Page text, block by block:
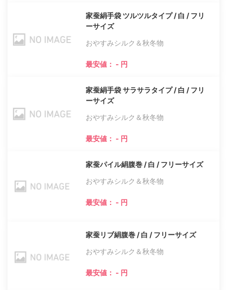
家蚕絹手袋 ツルツルタイプ / 白 / フリ
ーサイズ
おやすみシルク＆秋冬物
最安値： - 円
家蚕絹手袋 サラサラタイプ / 白 / フリ
ーサイズ
おやすみシルク＆秋冬物
最安値： - 円
家蚕パイル絹腹巻 / 白 / フリーサイズ
おやすみシルク＆秋冬物
最安値： - 円
家蚕リブ絹腹巻 / 白 / フリーサイズ
おやすみシルク＆秋冬物
最安値： - 円